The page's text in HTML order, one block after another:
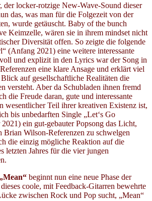
der locker-rotzige New-Wave-Sound dieser
das, was man für die Folgezeit von der
wurde getäuscht. Baby of the bunch
Keimzelle, wären sie in ihrem mindset nicht
Diversität offen. So zeigte die folgende
(Anfang 2021) eine weitere interessante
und explizit in den Lyrics war der Song in
eine klare Ansage und erklärt viel
auf gesellschaftliche Realitäten die
versteht. Aber da Schubladen ihnen fremd
die Freude daran, gute und interessante
wesentlicher Teil ihrer kreativen Existenz ist,
bis unbedarften Single „Let‘s Go
ein gut-gebauter Popsong das Licht,
Wilson-Referenzen zu schwelgen
die einzig mögliche Reaktion auf die
letzten Jahres für die vier jungen
„Mean“ beginnt nun eine neue Phase der
coole, mit Feedback-Gitarren bewehrte
zwischen Rock und Pop sucht, „Mean“